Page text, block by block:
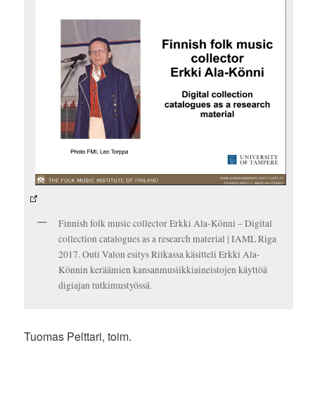
Finnish folk music collector Erkki Ala-Könni – Digital
collection catalogues as a research material | IAML Riga
2017. Outi Valon esitys Riikassa käsitteli Erkki Ala-
Könnin keräämien kansanmusiikkiaineistojen käyttöä
digiajan tutkimustyössä.
Tuomas Pelttari, toim.